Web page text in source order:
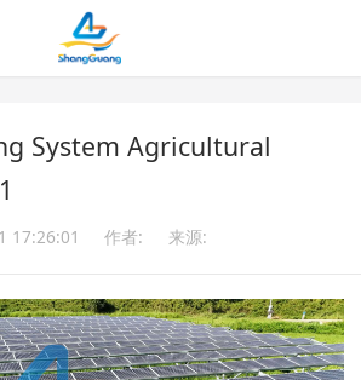
System Agricultural
17:26:01 作者: 来源: